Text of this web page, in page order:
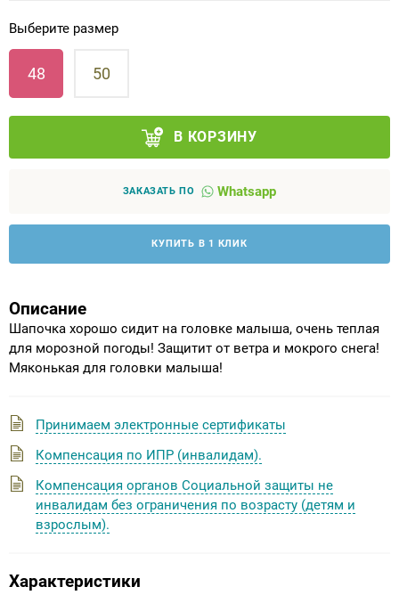
Выберите размер
48 50
В КОРЗИНУ
ЗАКАЗАТЬ ПО Whatsapp
КУПИТЬ В 1 КЛИК
Описание
Шапочка хорошо сидит на головке малыша, очень теплая
для морозной погоды! Защитит от ветра и мокрого снега!
Мяконькая для головки малыша!
Принимаем электронные сертификаты
Компенсация по ИПР (инвалидам).
Компенсация органов Социальной защиты не
инвалидам без ограничения по возрасту (детям и
взрослым).
Характеристики
Аппараты на суставы
Санитарные приспособления для
инвалидов
Противопролежневые матрасы, подушки
ОПОРЫ, ВЕРТИКАЛИЗАТОРЫ, Оборудование
Индивидуальное изготовление